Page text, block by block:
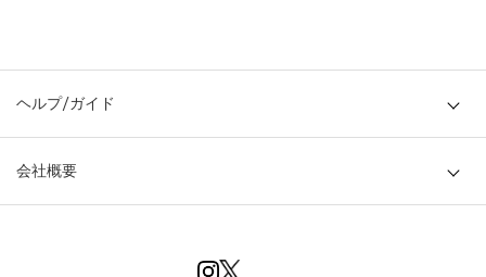
ヘルプ/ガイド
会社概要